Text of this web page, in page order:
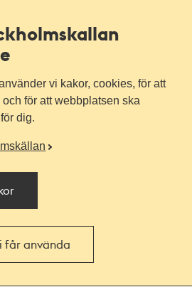
vi kakor, cookies, för att
för att webbplatsen ska
dig.
får använda